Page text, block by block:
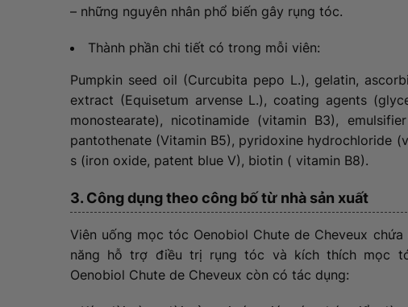
– những nguyên nhân phổ biến gây rụng tóc.
Thành phần chi tiết có trong mỗi viên:
Pumpkin seed oil (Curcubita pepo L.), gelatin,
extract (Equisetum arvense L.), coating agents
monostearate), nicotinamide (vitamin B3),
pantothenate (Vitamin B5), pyridoxine hydrochloride
s (iron oxide, patent blue V), biotin ( vitamin B8).
3. Công dụng theo công bố từ nhà sản xuất
Viên uống mọc tóc Oenobiol Chute de Cheveux
năng hỗ trợ điều trị rụng tóc và kích thích mọc
Oenobiol Chute de Cheveux còn có tác dụng: